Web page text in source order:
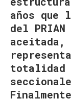
años que
del
aceitada,
totalidad